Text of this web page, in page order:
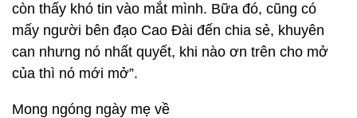
còn thấy khó tin vào mắt mình. Bữa đó, cũng có
mấy người bên đạo Cao Đài đến chia sẻ, khuyên
can nhưng nó nhất quyết, khi nào ơn trên cho mở
của thì nó mới mở”.
Mong ngóng ngày mẹ về